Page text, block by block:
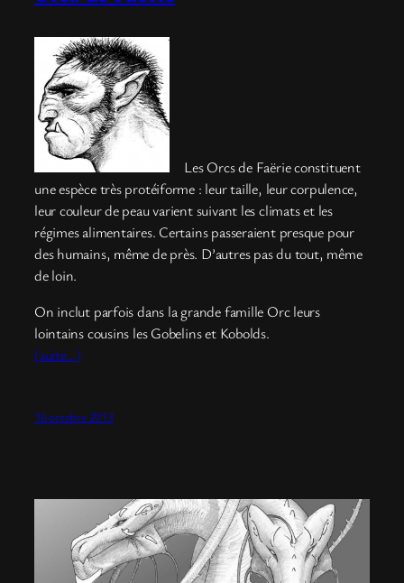
Les Orcs de Faërie constituent
une espèce très protéiforme : leur taille, leur corpulence,
leur couleur de peau varient suivant les climats et les
régimes alimentaires. Certains passeraient presque pour
des humains, même de près. D’autres pas du tout, même
de loin.
On inclut parfois dans la grande famille Orc leurs
lointains cousins les Gobelins et Kobolds.
(suite…)
16 octobre 2013